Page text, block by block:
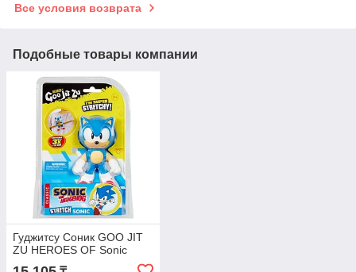
Все условия возврата
Подобные товары компании
Гуджитсу Соник GOO JIT
ZU HEROES OF Sonic